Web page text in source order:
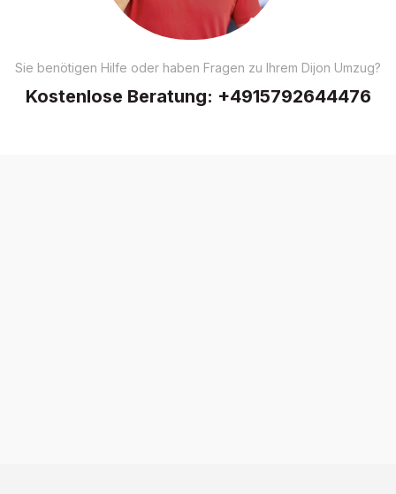
Sie benötigen Hilfe oder haben Fragen zu Ihrem Dijon Umzug?
Kostenlose Beratung: +4915792644476